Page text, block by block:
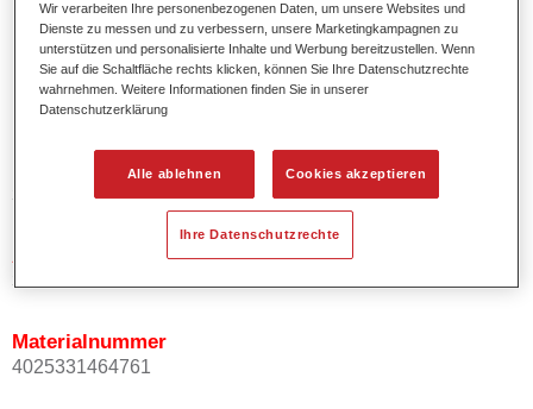
Produktmerkmale
Bietet guten Korrosionsschutz.
Zeigt gute Haftung.
Schweißprüfzeugnis vorhanden.
Produktvariante
3.5LT
Artikelnummer
37432550
Materialnummer
4025331464761
Wir verarbeiten Ihre personenbezogenen Daten, um unsere Websites und
Dienste zu messen und zu verbessern, unsere Marketingkampagnen zu
unterstützen und personalisierte Inhalte und Werbung bereitzustellen. Wenn
Sie auf die Schaltfläche rechts klicken, können Sie Ihre Datenschutzrechte
wahrnehmen. Weitere Informationen finden Sie in unserer
Datenschutzerklärung
Alle ablehnen Cookies akzeptieren
Ihre Datenschutzrechte